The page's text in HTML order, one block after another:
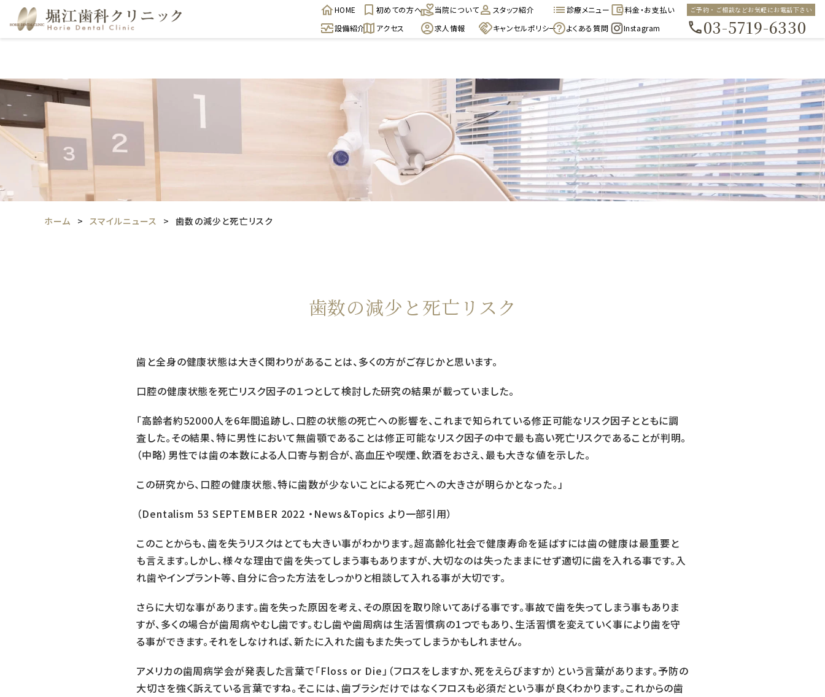
HOME 初めての方へ 当院について スタッフ紹介 診療メニュー
料金・お支払い
設備紹介
アクセス 求人情報 キャンセルポリシー よくある質問 Instagram
ご予約・ご相談などお気軽にお電話下さい
03-5719-6330
ホーム スマイルニュース 歯数の減少と死亡リスク
歯数の減少と死亡リスク
歯と全身の健康状態は大きく関わりがあることは、多くの方がご存じかと思います。
口腔の健康状態を死亡リスク因子の１つとして検討した研究の結果が載っていました。
「高齢者約52000人を6年間追跡し、口腔の状態の死亡への影響を、これまで知られている修正可能なリスク因子とともに調
査した。その結果、特に男性において無歯顎であることは修正可能なリスク因子の中で最も高い死亡リスクであることが判明。
（中略）男性では歯の本数による人口寄与割合が、高血圧や喫煙、飲酒をおさえ、最も大きな値を示した。
この研究から、口腔の健康状態、特に歯数が少ないことによる死亡への大きさが明らかとなった。」
（Dentalism 53 SEPTEMBER 2022 ・News＆Topics より一部引用）
このことからも、歯を失うリスクはとても大きい事がわかります。超高齢化社会で健康寿命を延ばすには歯の健康は最重要と
も言えます。しかし、様々な理由で歯を失ってしまう事もありますが、大切なのは失ったままにせず適切に歯を入れる事です。入
れ歯やインプラント等、自分に合った方法をしっかりと相談して入れる事が大切です。
さらに大切な事があります。歯を失った原因を考え、その原因を取り除いてあげる事です。事故で歯を失ってしまう事もありま
すが、多くの場合が歯周病やむし歯です。むし歯や歯周病は生活習慣病の1つでもあり、生活習慣を変えていく事により歯を守
る事ができます。それをしなければ、新たに入れた歯もまた失ってしまうかもしれません。
アメリカの歯周病学会が発表した言葉で「Floss or Die」（フロスをしますか、死をえらびますか）という言葉があります。予防の
大切さを強く訴えている言葉ですね。そこには、歯ブラシだけではなくフロスも必須だという事が良くわかります。これからの歯